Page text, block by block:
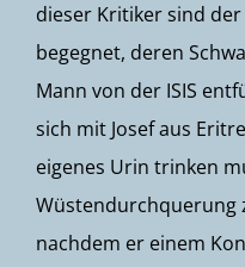
dieser Kritiker sind
begegnet, deren
Mann von der ISIS
sich mit Josef aus
eigenes Urin trinken
Wüstendurchquerung
nachdem er einem